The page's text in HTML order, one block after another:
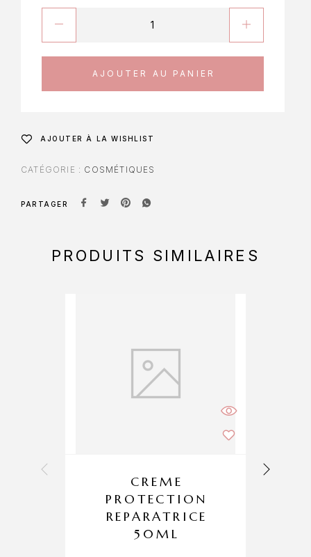
AJOUTER AU PANIER
AJOUTER À LA WISHLIST
CATÉGORIE : COSMÉTIQUES
PARTAGER
PRODUITS SIMILAIRES
CREME
PROTECTION
REPARATRICE
50ML